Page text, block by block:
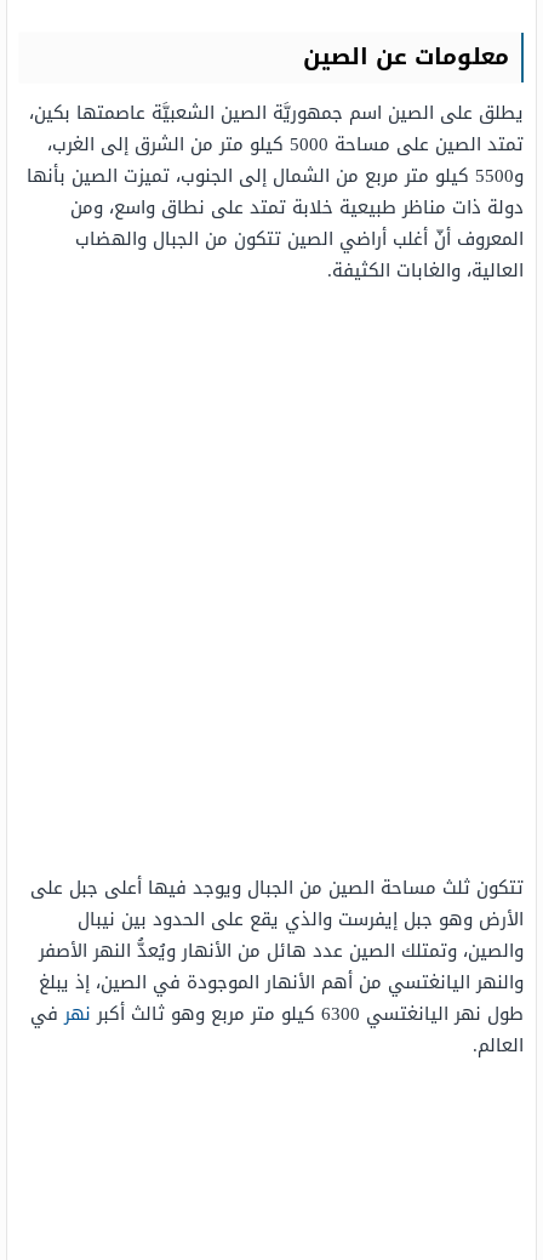
معلومات عن الصين
يطلق على الصين اسم جمهوريَّة الصين الشعبيَّة عاصمتها بكين،
تمتد الصين على مساحة 5000 كيلو متر من الشرق إلى الغرب،
و5500 كيلو متر مربع من الشمال إلى الجنوب، تميزت الصين بأنها
دولة ذات مناظر طبيعية خلابة تمتد على نطاق واسع، ومن
المعروف أنّ أغلب أراضي الصين تتكون من الجبال والهضاب
العالية، والغابات الكثيفة.
تتكون ثلث مساحة الصين من الجبال ويوجد فيها أعلى جبل على
الأرض وهو جبل إيفرست والذي يقع على الحدود بين نيبال
والصين، وتمتلك الصين عدد هائل من الأنهار ويُعدُّ النهر الأصفر
والنهر اليانغتسي من أهم الأنهار الموجودة في الصين، إذ يبلغ
طول نهر اليانغتسي 6300 كيلو متر مربع وهو ثالث أكبر
نهرفي
العالم.